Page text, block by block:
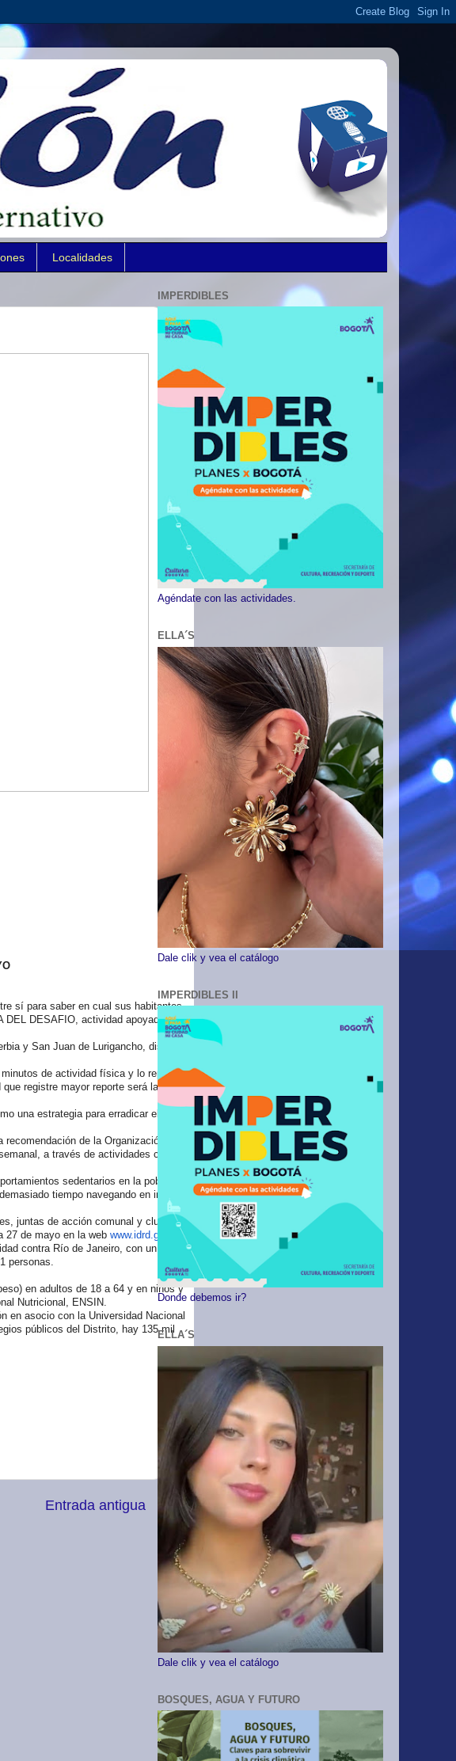
Localidades
sí para saber en cual sus habitantes
DEL DESAFIO, actividad apoyada por
y San Juan de Lurigancho, distrito
de actividad física y lo reporten
registre mayor reporte será la
una estrategia para erradicar el
de la Organización
a través de actividades como
sedentarios en la población
tiempo navegando en internet
juntas de acción comunal y clubes
27 de mayo en la web www.idrd.gov.co
contra Río de Janeiro, con un 7,91
personas.
en adultos de 18 a 64 y en niños y
Nutricional, ENSIN.
en asocio con la Universidad Nacional
públicos del Distrito, hay 135 mil
Entrada antigua
IMPERDIBLES
Agéndate con las actividades.
ELLA´S
Dale clik y vea el catálogo
IMPERDIBLES II
Donde debemos ir?
ELLA´S
Dale clik y vea el catálogo
BOSQUES, AGUA Y FUTURO